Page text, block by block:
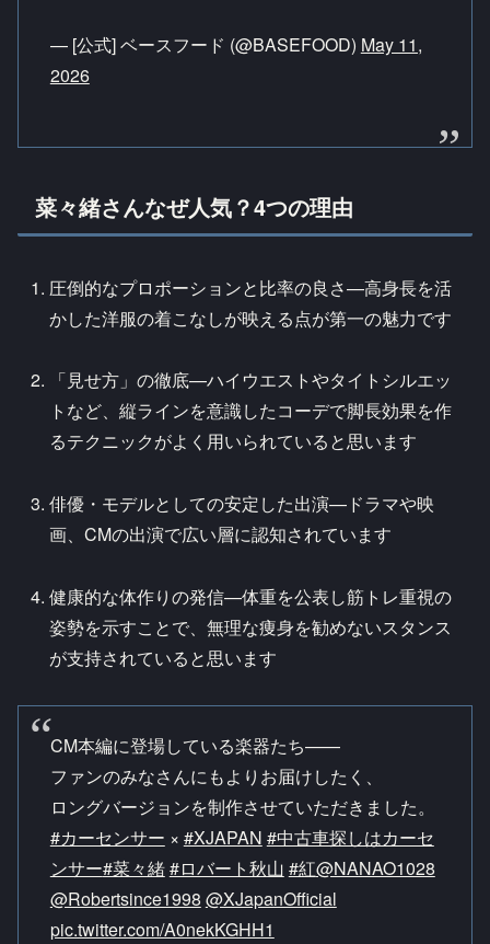
— [公式] ベースフード (@BASEFOOD) May 11,
2026
菜々緒さんなぜ人気？4つの理由
圧倒的なプロポーションと比率の良さ—高身長を活
かした洋服の着こなしが映える点が第一の魅力です
「見せ方」の徹底—ハイウエストやタイトシルエッ
トなど、縦ラインを意識したコーデで脚長効果を作
るテクニックがよく用いられていると思います
俳優・モデルとしての安定した出演—ドラマや映
画、CMの出演で広い層に認知されています
健康的な体作りの発信—体重を公表し筋トレ重視の
姿勢を示すことで、無理な痩身を勧めないスタンス
が支持されていると思います
CM本編に登場している楽器たち——​
ファンのみなさんにもよりお届けしたく、​
ロングバージョンを制作させていただきました。​
#カーセンサー × #XJAPAN #中古車探しはカーセ
ンサー#菜々緒#ロバート秋山 #紅@NANAO1028
@Robertsince1998 @XJapanOfficial
pic.twitter.com/A0nekKGHH1